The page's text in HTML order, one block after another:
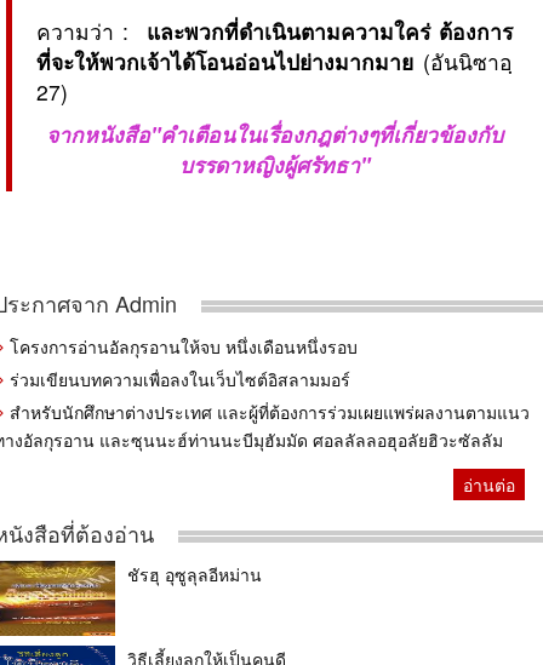
ความว่า : และพวกที่ดำเนินตามความใคร่ ต้องการ
ที่จะให้พวกเจ้าได้โอนอ่อนไปย่างมากมาย (อันนิซาอฺ
27)
จากหนังสือ"คำเตือนในเรื่องกฎต่างๆที่เกี่ยวข้องกับ
บรรดาหญิงผู้ศรัทธา"
ระกาศจาก Admin
โครงการอ่านอัลกุรอานให้จบ หนึ่งเดือนหนึ่งรอบ
ร่วมเขียนบทความเพื่อลงในเว็บไซต์อิสลามมอร์
สำหรับนักศึกษาต่างประเทศ และผู้ที่ต้องการร่วมเผยแพร่ผลงานตามแนว
างอัลกุรอาน และซุนนะฮ์ท่านนะบีมุฮัมมัด ศอลลัลลอฮุอลัยฮิวะซัลลัม
อ่านต่อ
นังสือที่ต้องอ่าน
ชัรฮุ อุซูลุลอีหม่าน
วิธีเลี้ยงลูกให้เป็นคนดี